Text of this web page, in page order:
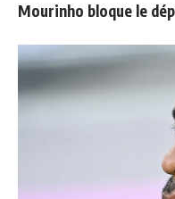
Mourinho bloque le